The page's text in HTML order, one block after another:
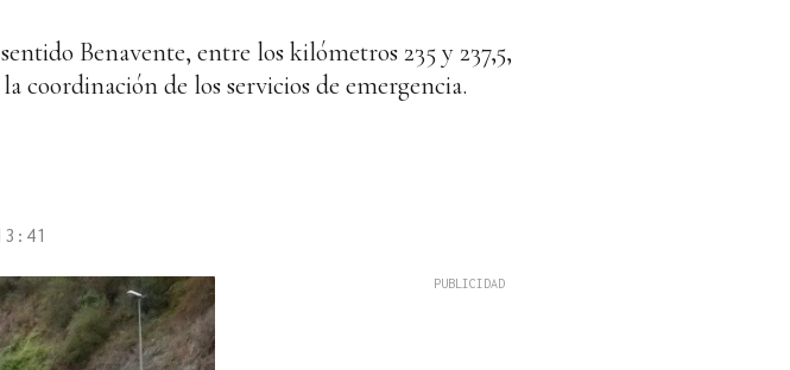
Benavente, entre los kilómetros 235 y 237,5,
coordinación de los servicios de emergencia.